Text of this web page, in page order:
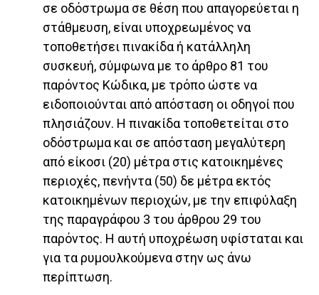
σε οδόστρωμα σε θέση που απαγορεύεται η
στάθμευση, είναι υποχρεωμένος να
τοποθετήσει πινακίδα ή κατάλληλη
συσκευή, σύμφωνα με το άρθρο 81 του
παρόντος Κώδικα, με τρόπο ώστε να
ειδοποιούνται από απόσταση οι οδηγοί που
πλησιάζουν. Η πινακίδα τοποθετείται στο
οδόστρωμα και σε απόσταση μεγαλύτερη
από είκοσι (20) μέτρα στις κατοικημένες
περιοχές, πενήντα (50) δε μέτρα εκτός
κατοικημένων περιοχών, με την επιφύλαξη
της παραγράφου 3 του άρθρου 29 του
παρόντος. Η αυτή υποχρέωση υφίσταται και
για τα ρυμουλκούμενα στην ως άνω
περίπτωση.